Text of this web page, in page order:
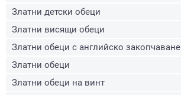
Златни детски обеци
Златни висящи обеци
Златни обеци с английско закопчаване
Златни обеци
Златни обеци на винт